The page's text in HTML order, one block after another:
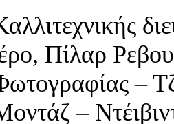
Πίλαρ
–
–